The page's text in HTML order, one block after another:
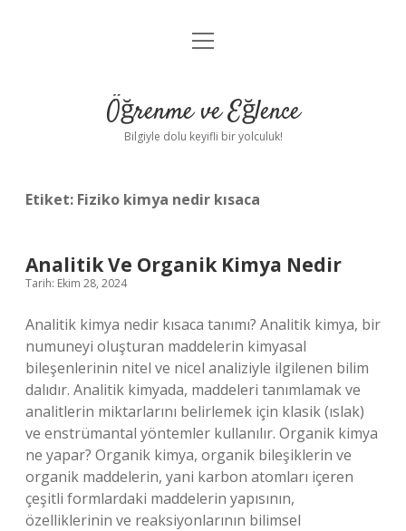
Anasayfa
Yasal Uyarı
menüyü
Öğrenme ve Eğlence
Bilgiyle dolu keyifli bir yolculuk!
Etiket: Fiziko kimya nedir kısaca
Analitik Ve Organik Kimya Nedir
Tarih: Ekim 28, 2024
Analitik kimya nedir kısaca tanımı? Analitik kimya, bir
numuneyi oluşturan maddelerin kimyasal
bileşenlerinin nitel ve nicel analiziyle ilgilenen bilim
dalıdır. Analitik kimyada, maddeleri tanımlamak ve
analitlerin miktarlarını belirlemek için klasik (ıslak)
ve enstrümantal yöntemler kullanılır. Organik kimya
ne yapar? Organik kimya, organik bileşiklerin ve
organik maddelerin, yani karbon atomları içeren
çeşitli formlardaki maddelerin yapısının,
özelliklerinin ve reaksiyonlarının bilimsel